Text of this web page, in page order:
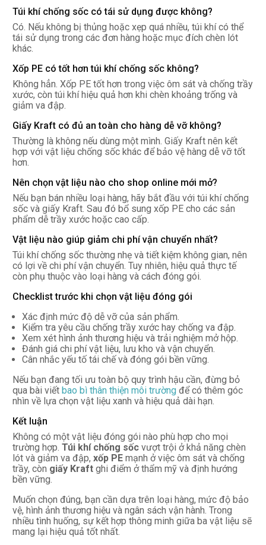
Túi khí chống sốc có tái sử dụng được không?
Có. Nếu không bị thủng hoặc xẹp quá nhiều, túi khí có thể
tái sử dụng trong các đơn hàng hoặc mục đích chèn lót
khác.
Xốp PE có tốt hơn túi khí chống sốc không?
Không hẳn. Xốp PE tốt hơn trong việc ôm sát và chống trầy
xước, còn túi khí hiệu quả hơn khi chèn khoảng trống và
giảm va đập.
Giấy Kraft có đủ an toàn cho hàng dễ vỡ không?
Thường là không nếu dùng một mình. Giấy Kraft nên kết
hợp với vật liệu chống sốc khác để bảo vệ hàng dễ vỡ tốt
hơn.
Nên chọn vật liệu nào cho shop online mới mở?
Nếu bạn bán nhiều loại hàng, hãy bắt đầu với túi khí chống
sốc và giấy Kraft. Sau đó bổ sung xốp PE cho các sản
phẩm dễ trầy xước hoặc cao cấp.
Vật liệu nào giúp giảm chi phí vận chuyển nhất?
Túi khí chống sốc thường nhẹ và tiết kiệm không gian, nên
có lợi về chi phí vận chuyển. Tuy nhiên, hiệu quả thực tế
còn phụ thuộc vào loại hàng và cách đóng gói.
Checklist trước khi chọn vật liệu đóng gói
Xác định mức độ dễ vỡ của sản phẩm.
Kiểm tra yêu cầu chống trầy xước hay chống va đập.
Xem xét hình ảnh thương hiệu và trải nghiệm mở hộp.
Đánh giá chi phí vật liệu, lưu kho và vận chuyển.
Cân nhắc yếu tố tái chế và đóng gói bền vững.
Nếu bạn đang tối ưu toàn bộ quy trình hậu cần, đừng bỏ
qua bài viếtbao bì thân thiện môi trường để có thêm góc
nhìn về lựa chọn vật liệu xanh và hiệu quả dài hạn.
Kết luận
Không có một vật liệu đóng gói nào phù hợp cho mọi
trường hợp.Túi khí chống sốc vượt trội ở khả năng chèn
lót và giảm va đập,xốp PE mạnh ở việc ôm sát và chống
trầy, còn giấy Kraft ghi điểm ở thẩm mỹ và định hướng
bền vững.
Muốn chọn đúng, bạn cần dựa trên loại hàng, mức độ bảo
vệ, hình ảnh thương hiệu và ngân sách vận hành. Trong
nhiều tình huống, sự kết hợp thông minh giữa ba vật liệu sẽ
mang lại hiệu quả tốt nhất.